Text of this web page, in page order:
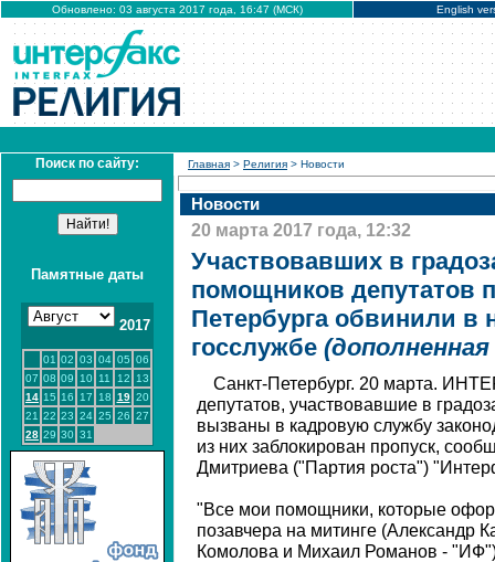
Обновлено: 03 августа 2017 года, 16:47 (МСК) English
Поиск по сайту:
Памятные даты
2017
01 02 03 04 05 06
07 08 09 10 11 12
13
14 15 16 17 18 19 20
21 22 23 24 25 26 27
28 29 30 31
Главная > Религия > Новости
Новости
20 марта 2017 года, 12:32
Участвовавших в
помощников депутатов
Петербурга обвинили в
госслужбе (дополненная
Санкт-Петербург. 20 марта.
депутатов, участвовавшие в
вызваны в кадровую службу
из них заблокирован пропуск,
Дмитриева ("Партия роста")
"Все мои помощники, которые
позавчера на митинге (Александр
Комолова и Михаил Романов -